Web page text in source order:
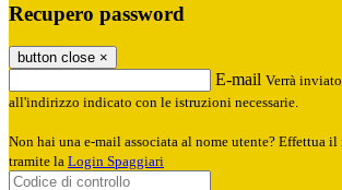
Recupero password
button close ×
E-mail Verrà
all'indirizzo indicato con le istruzioni necessarie.
Non hai una e-mail associata al nome utente? Effettua il
tramite la Login Spaggiari